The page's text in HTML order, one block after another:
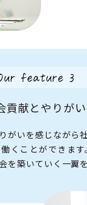
貢献とやりがい
がいを感じながら
働くことができます
を築いていく 一翼